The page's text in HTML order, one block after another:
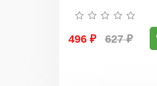
496 ₽ 627 ₽